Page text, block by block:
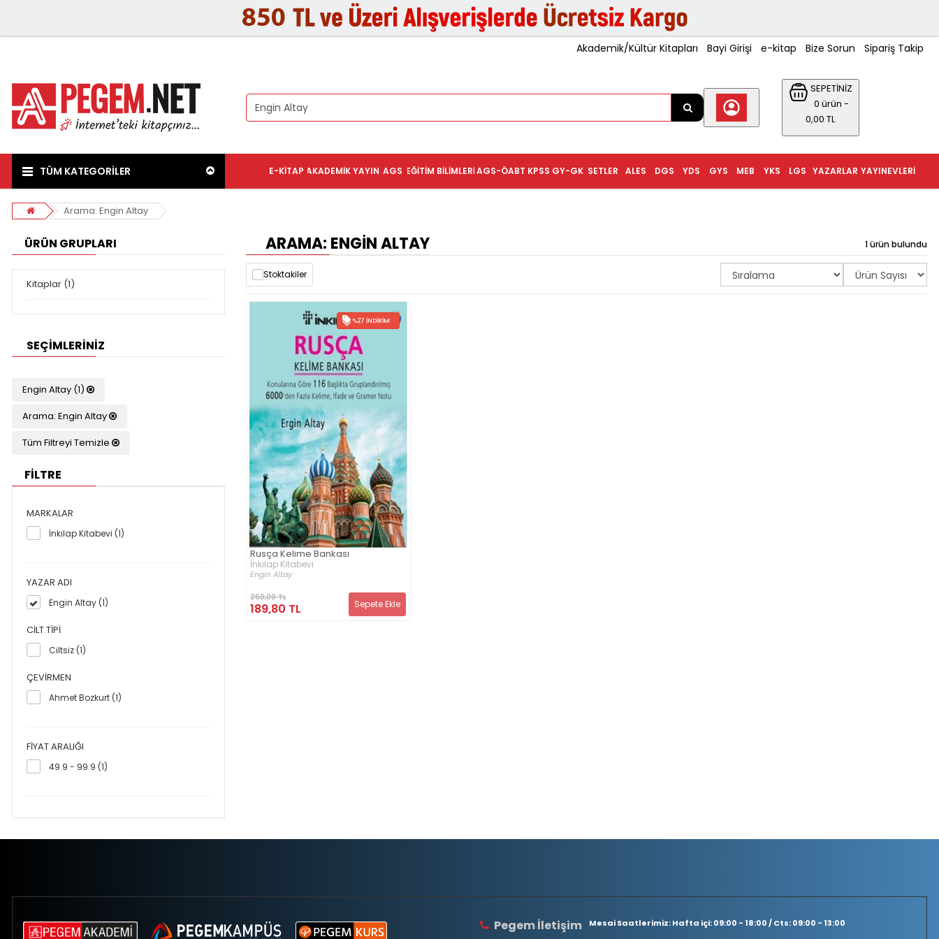
Akademik/Kültür Kitapları Bayi Girişi e-kitap Bize Sorun Sipariş Takip
SEPETİNİZ
0 ürün -
0,00 TL
TÜM KATEGORİLER YAYINEVLERI
YAZARLAR
LGS
YKS
MEB
GYS
YDS
DGS
ALES
SETLER
KPSS GY-GK
AGS-ÖABT
EĞITIM BILIMLERI
AGS
AKADEMIK YAYIN
E-KITAP
Arama: Engin Altay
ÜRÜN GRUPLARI
Kitaplar (1)
SEÇIMLERINIZ
Engin Altay (1)
Arama: Engin Altay
Tüm Filtreyi Temizle
FİLTRE
MARKALAR
İnkılap Kitabevi (1)
YAZAR ADI
Engin Altay (1)
CILT TIPI
Ciltsiz (1)
ÇEVIRMEN
Ahmet Bozkurt (1)
FIYAT ARALIĞI
49.9 - 99.9 (1)
ARAMA: ENGIN ALTAY 1 ürün bulundu
Stoktakiler
%27 İNDIRIM
Rusça Kelime Bankası
İnkılap Kitabevi
Engin Altay
260,00 TL
189,80 TL Sepete Ekle
Pegem İletişim Mesai Saatlerimiz: Hafta içi: 09:00 - 18:00 / Cts: 09:00 - 13:00